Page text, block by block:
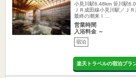
小見川駅6.48km 笹川駅
ＪＲ成田線小見川駅／Ｊ
最終の潮来Ｉ…
営業時間
入浴料金 ～
宿泊
楽天トラベルの宿泊プラ